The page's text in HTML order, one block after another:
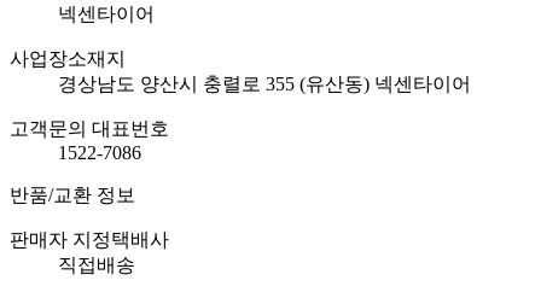
넥센타이어
사업장소재지
경상남도 양산시 충렬로 355 (유산동) 넥센타이어
고객문의 대표번호
1522-7086
반품/교환 정보
판매자 지정택배사
직접배송